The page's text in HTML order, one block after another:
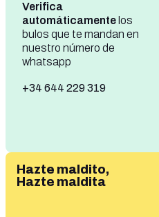
Verifica
automáticamente los
bulos que te mandan en
nuestro número de
whatsapp
+34 644 229 319
Hazte maldito,
Hazte maldita